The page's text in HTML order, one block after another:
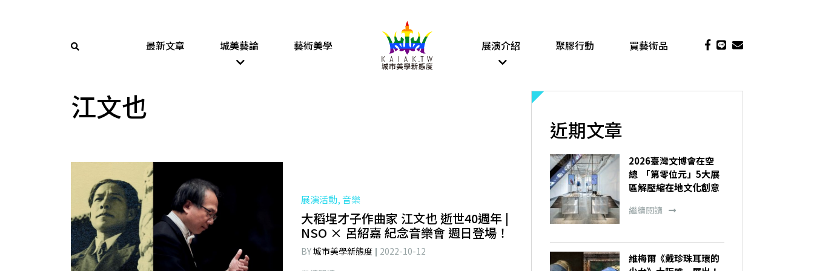
最新文章 城美藝論 藝術美學 展演介紹 聚膠行動 買藝術品
江文也
展演活動, 音樂
大稻埕才子作曲家 江文也 逝世40週年 |
NSO × 呂紹嘉 紀念音樂會 週日登場！
BY城市美學新態度
2022-10-12
近期文章
2026臺灣文博會在空
總 「第零位元」5大展
區解壓縮在地文化創意
繼續閱讀
維梅爾《戴珍珠耳環的